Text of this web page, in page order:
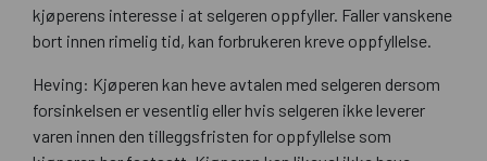
kjøperens interesse i at selgeren oppfyller. Faller vanskene
bort innen rimelig tid, kan forbrukeren kreve oppfyllelse.
Heving: Kjøperen kan heve avtalen med selgeren dersom
forsinkelsen er vesentlig eller hvis selgeren ikke leverer
varen innen den tilleggsfristen for oppfyllelse som